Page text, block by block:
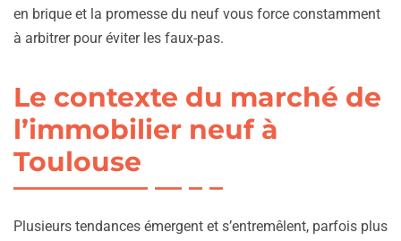
en brique et la promesse du neuf vous force constamment
à arbitrer pour éviter les faux-pas.
Le contexte du marché de
l’immobilier neuf à
Toulouse
Plusieurs tendances émergent et s’entremêlent, parfois plus